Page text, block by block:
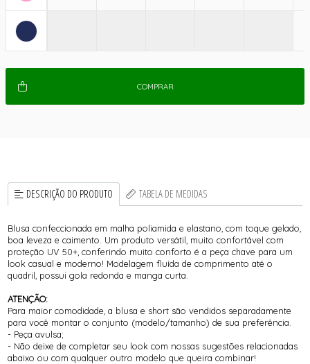
COMPRAR
DESCRIÇÃO DO PRODUTO TABELA DE MEDIDAS
Blusa confeccionada em malha poliamida e elastano, com toque gelado,
boa leveza e caimento. Um produto versátil, muito confortável com
proteção UV 50+, conferindo muito conforto é a peça chave para um
look casual e moderno! Modelagem fluída de comprimento até o
quadril, possui gola redonda e manga curta.
ATENÇÃO:
Para maior comodidade, a blusa e short são vendidos separadamente
para você montar o conjunto (modelo/tamanho) de sua preferência.
- Peça avulsa;
- Não deixe de completar seu look com nossas sugestões relacionadas
abaixo ou com qualquer outro modelo que queira combinar!